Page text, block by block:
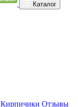
Каталог
Кирпичики Отзывы